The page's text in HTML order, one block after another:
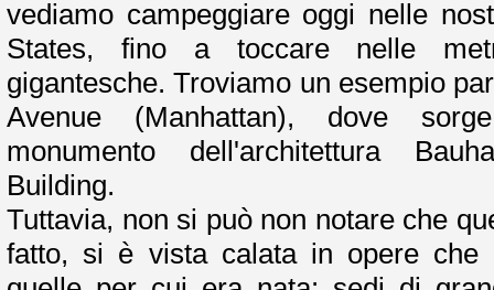
vediamo campeggiare oggi nelle
States, fino a toccare nelle
gigantesche. Troviamo un esempio
Avenue (Manhattan), dove
monumento dell'architettura
Building.
Tuttavia, non si può non notare che
fatto, si è vista calata in opere che